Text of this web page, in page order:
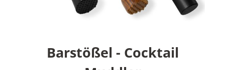
Barstößel - Cocktail